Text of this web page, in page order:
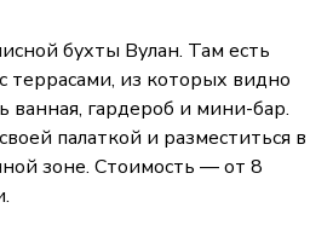
бухты Вулан. Там есть
террасами, из которых видно
ванная, гардероб и мини-бар.
палаткой и разместиться в
зоне. Стоимость — от 8